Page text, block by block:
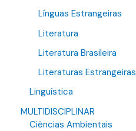
Línguas Estrangeiras
Literatura
Literatura Brasileira
Literaturas Estrangeiras
Linguística
MULTIDISCIPLINAR
Ciências Ambientais